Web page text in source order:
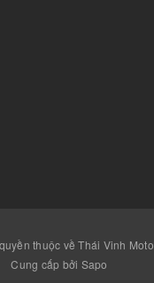
thuộc về Thái Vinh Moto
Cung cấp bởi Sapo